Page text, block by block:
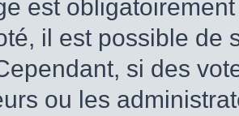
est
il est possible de
si des
ou les